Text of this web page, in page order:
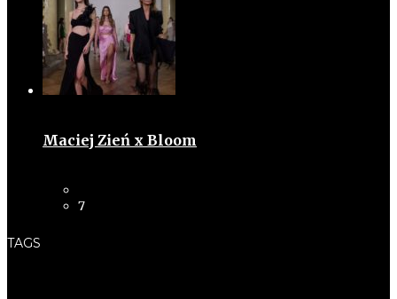
Maciej Zień x Bloom
7
TAGS